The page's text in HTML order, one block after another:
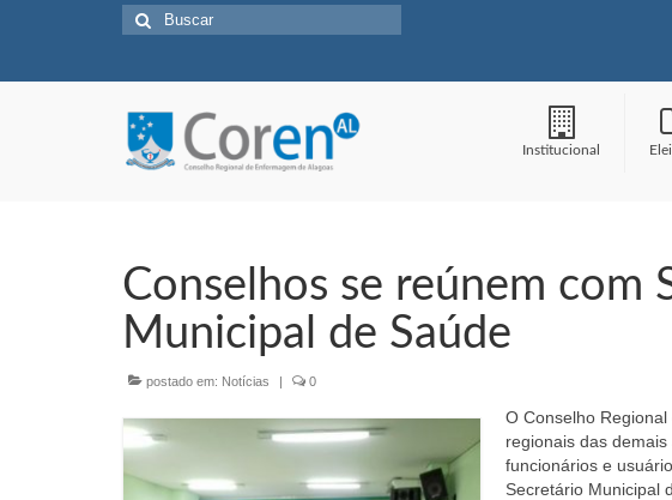
Buscar
por:
Institucional
Conselhos se reúnem com
Municipal de Saúde
postado em: Notícias | 0
O Conselho
regionais das
funcionários e
Secretário Municipal